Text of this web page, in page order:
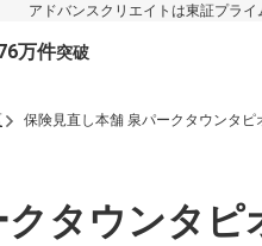
アドバンスクリエイトは東証プライ
万件突破
保険見直し本舗 泉パークタウンタピ
タウンタピ